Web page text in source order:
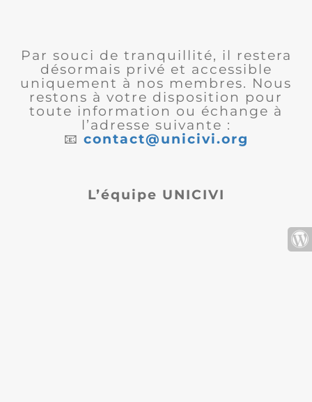
Par souci de tranquillité, il restera
désormais privé et accessible
uniquement à nos membres. Nous
restons à votre disposition pour
toute information ou échange à
l’adresse suivante :
📧 contact@unicivi.org
L’équipe UNICIVI